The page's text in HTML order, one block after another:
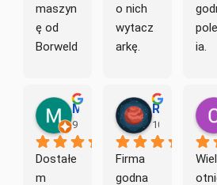
maszyn
ę od
Borweld
firma, z
którą
warto
współpr
acować
o nich
wytacz
arkę.
zgodnie
z
opisem,
widać
że
ia.
ne
z
9 miesięcy temu
Dostałe
m
Rafał B.
10 miesięcy
Firma
godna